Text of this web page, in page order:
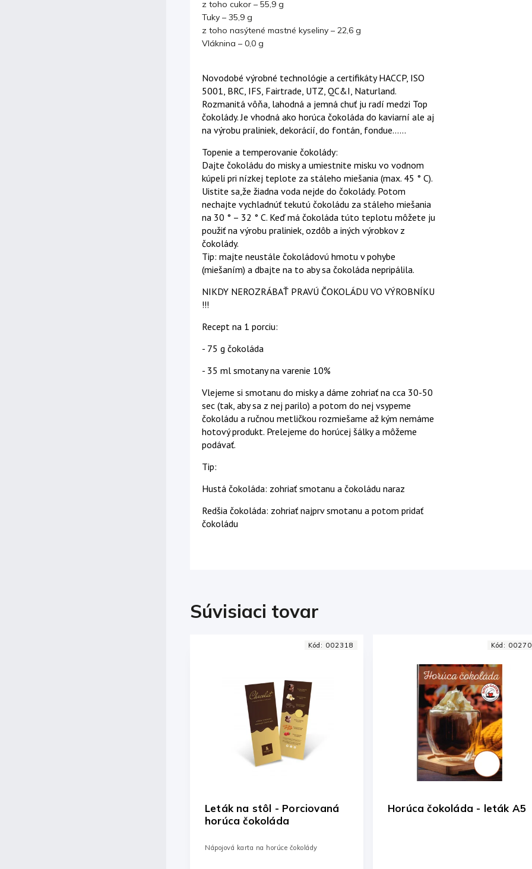
z toho cukor – 55,9 g
Tuky – 35,9 g
z toho nasýtené mastné kyseliny – 22,6 g
Vláknina – 0,0 g
Novodobé výrobné technológie a certifikáty HACCP, ISO
5001, BRC, IFS, Fairtrade, UTZ, QC&I, Naturland.
Rozmanitá vôňa, lahodná a jemná chuť ju radí medzi Top
čokolády. Je vhodná ako horúca čokoláda do kaviarní ale aj
na výrobu praliniek, dekorácií, do fontán, fondue......
Topenie a temperovanie čokolády:
Dajte čokoládu do misky a umiestnite misku vo vodnom
kúpeli pri nízkej teplote za stáleho miešania (max. 45 ° C).
Uistite sa,že žiadna voda nejde do čokolády. Potom
nechajte vychladnúť tekutú čokoládu za stáleho miešania
na 30 ° – 32 ° C. Keď má čokoláda túto teplotu môžete ju
použiť na výrobu praliniek, ozdôb a iných výrobkov z
čokolády.
Tip: majte neustále čokoládovú hmotu v pohybe
(miešaním) a dbajte na to aby sa čokoláda nepripálila.
NIKDY NEROZRÁBAŤ PRAVÚ ČOKOLÁDU VO VÝROBNÍKU
!!!
Recept na 1 porciu:
- 75 g čokoláda
- 35 ml smotany na varenie 10%
Vlejeme si smotanu do misky a dáme zohriať na cca 30-50
sec (tak, aby sa z nej parilo) a potom do nej vsypeme
čokoládu a ručnou metličkou rozmiešame až kým nemáme
hotový produkt. Prelejeme do horúcej šálky a môžeme
podávať.
Tip:
Hustá čokoláda: zohriať smotanu a čokoládu naraz
Redšia čokoláda: zohriať najprv smotanu a potom pridať
čokoládu
Súvisiaci tovar
Leták na stôl - Porciovaná
horúca čokoláda
Nápojová karta na horúce čokolády
Kód: 002318
Horúca čokoláda - leták A5
Kód: